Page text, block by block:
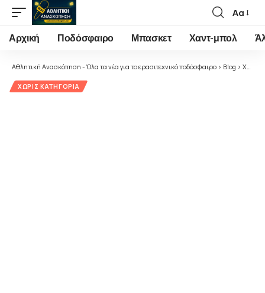
Font
Resizer
Αα
Αρχική Ποδόσφαιρο Μπασκετ Χαντ-μπολ
Αθλητική Ανασκόπηση - Όλα τα νέα για το ερασιτεχνικό ποδόσφαιρο > Blog > Χωρίς κατηγορία
ΧΩΡΊΣ ΚΑΤΗΓΟΡΊΑ